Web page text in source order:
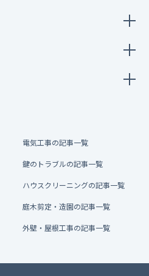
電気工事の記事一覧
鍵のトラブルの記事一覧
ハウスクリーニングの記事一覧
庭木剪定・造園の記事一覧
外壁・屋根工事の記事一覧